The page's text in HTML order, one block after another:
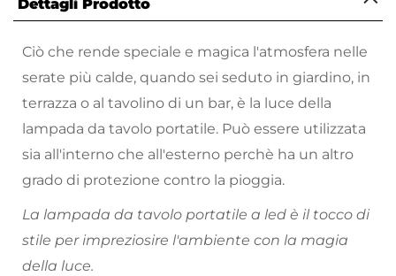
Dettagli Prodotto
Ciò che rende speciale e magica l'atmosfera nelle
serate più calde, quando sei seduto in giardino, in
terrazza o al tavolino di un bar, è la luce della
lampada da tavolo portatile. Può essere utilizzata
sia all'interno che all'esterno perchè ha un altro
grado di protezione contro la pioggia.
La lampada da tavolo portatile a led è il tocco di
stile per impreziosire l'ambiente con la magia
della luce.